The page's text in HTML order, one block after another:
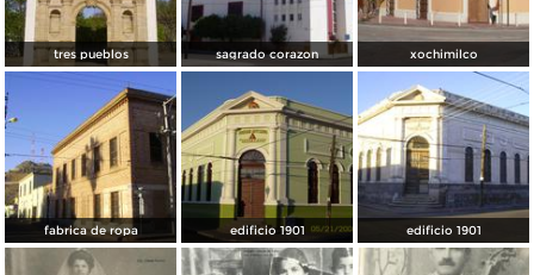
tres pueblos sagrado corazon xochimilco
fabrica de ropa edificio 1901 edificio 1901